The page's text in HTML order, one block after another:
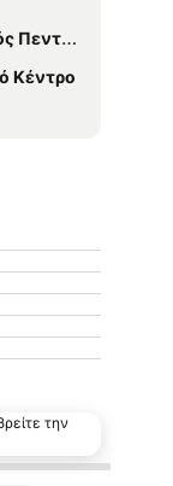
Κέντρο
την